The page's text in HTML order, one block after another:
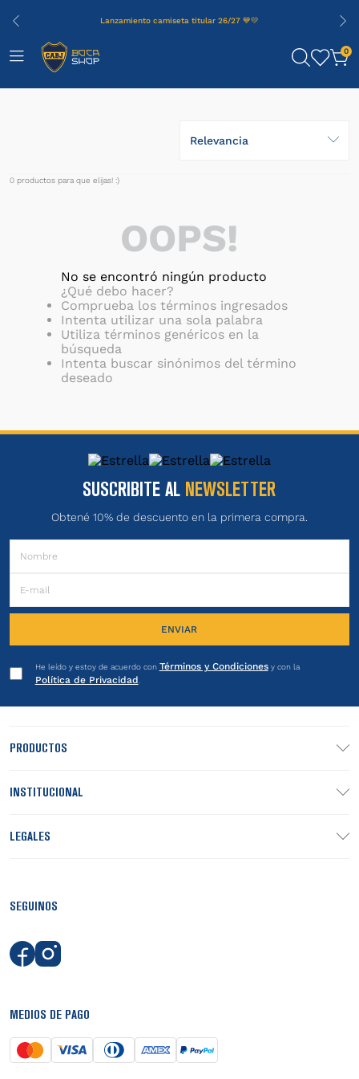
Lanzamiento camiseta titular 26/27 💙💛
0
Relevancia
0 productos
OOPS!
No se encontró ningún producto
¿Qué debo hacer?
Comprueba los términos ingresados
Intenta utilizar una sola palabra
Utiliza términos genéricos en la
búsqueda
Intenta buscar sinónimos del término
deseado
SUSCRIBITE AL NEWSLETTER
Obtené 10% de descuento en la primera compra.
ENVIAR
He leído y estoy de acuerdo con Términos y Condicionesy con la
Política de Privacidad
PRODUCTOS
INSTITUCIONAL
LEGALES
SEGUINOS
MEDIOS DE PAGO